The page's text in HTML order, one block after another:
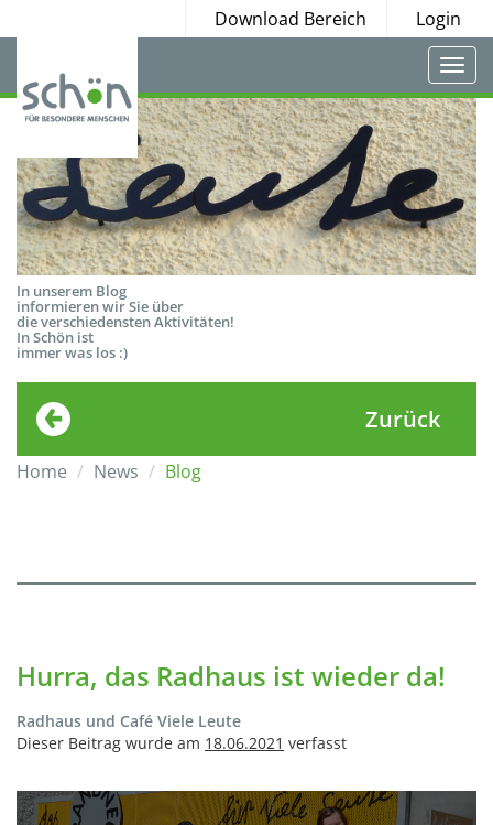
Download Bereich Login
In unserem Blog
informieren wir Sie über
die verschiedensten Aktivitäten!
In Schön ist
immer was los :)
Zurück
Home News Blog
Hurra, das Radhaus ist wieder da!
Radhaus und Café Viele Leute
Dieser Beitrag wurde am 18.06.2021 verfasst